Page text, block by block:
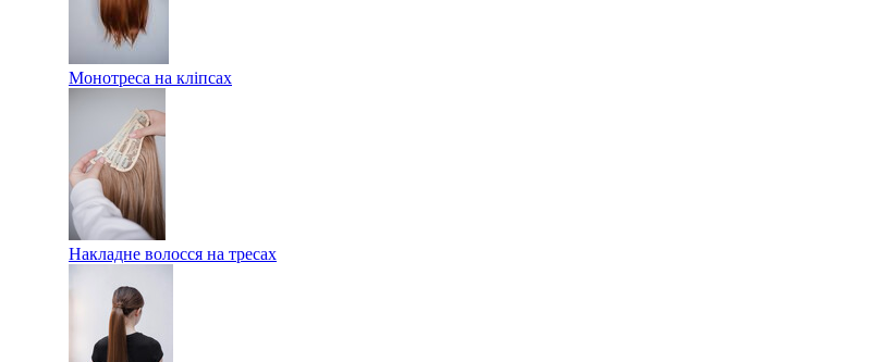
Монотреса на кліпсах
Накладне волосся на тресах